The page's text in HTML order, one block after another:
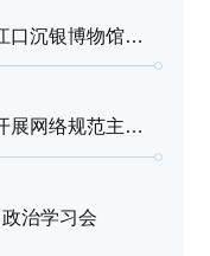
技师教育与职业培训第一党支部开展网络规范主题班会课专题研讨
治学习会